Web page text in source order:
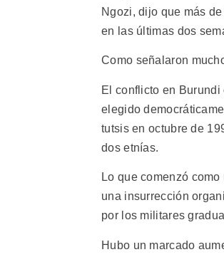
Ngozi, dijo que más
en las últimas dos
Como señalaron
El conflicto en
elegido
tutsis en octubre de
dos etnías.
Lo que comenzó
una insurrección
por los militares
Hubo un marcado